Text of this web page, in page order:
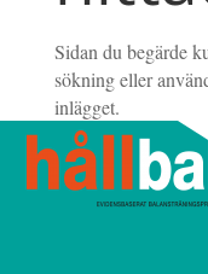
Sidan du begärde
sökning eller
inlägget.